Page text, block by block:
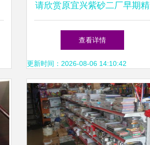
请欣赏原宜兴紫砂二厂早期精
品茶壶
查看详情
更新时间：2026-08-06 14:10:42